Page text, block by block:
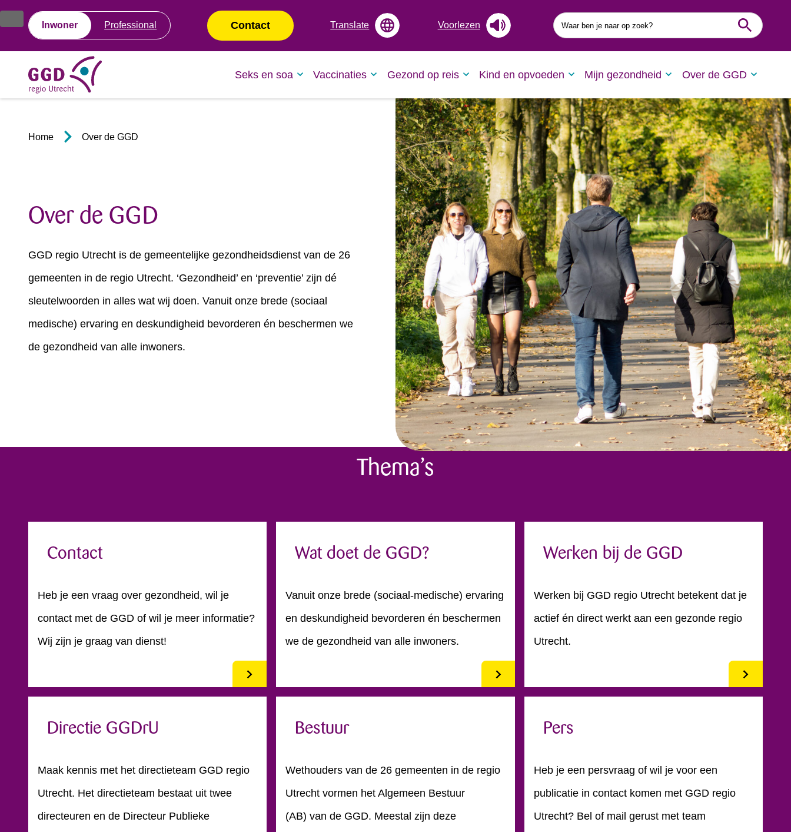
naar
de
naar
de
navigatie
Inwoner Professional Contact Translate Voorlezen
Waar
ben
je
Seks en soa Vaccinaties Gezond op reis Kind en opvoeden Mijn gezondheid Over de GGD
Home Over de GGD
Over de GGD
GGD regio Utrecht is de gemeentelijke gezondheidsdienst van de 26
gemeenten in de regio Utrecht. ‘Gezondheid’ en ‘preventie’ zijn dé
sleutelwoorden in alles wat wij doen. Vanuit onze brede (sociaal
medische) ervaring en deskundigheid bevorderen én beschermen we
de gezondheid van alle inwoners.
Thema’s
Contact
Heb je een vraag over gezondheid, wil je
contact met de GGD of wil je meer informatie?
Wij zijn je graag van dienst!
Wat doet de GGD?
Vanuit onze brede (sociaal-medische) ervaring
en deskundigheid bevorderen én beschermen
we de gezondheid van alle inwoners.
Werken bij de GGD
Werken bij GGD regio Utrecht betekent dat je
actief én direct werkt aan een gezonde regio
Utrecht.
Directie GGDrU
Maak kennis met het directieteam GGD regio
Utrecht. Het directieteam bestaat uit twee
directeuren en de Directeur Publieke
Bestuur
Wethouders van de 26 gemeenten in de regio
Utrecht vormen het Algemeen Bestuur
(AB) van de GGD. Meestal zijn deze
Pers
Heb je een persvraag of wil je voor een
publicatie in contact komen met GGD regio
Utrecht? Bel of mail gerust met team